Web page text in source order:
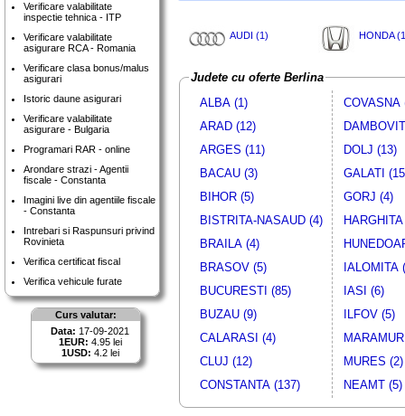
Verificare valabilitate
inspectie tehnica - ITP
Verificare valabilitate
asigurare RCA - Romania
Verificare clasa bonus/malus
asigurari
Istoric daune asigurari
Verificare valabilitate
asigurare - Bulgaria
Programari RAR - online
Arondare strazi - Agentii
fiscale - Constanta
Imagini live din agentiile fiscale
- Constanta
Intrebari si Raspunsuri privind
Rovinieta
Verifica certificat fiscal
Verifica vehicule furate
Curs valutar:
Data: 17-09-2021
1EUR: 4.95 lei
1USD: 4.2 lei
AUDI (1) HONDA
Judete cu oferte Berlina
ALBA (1)
ARAD (12)
ARGES (11)
BACAU (3)
BIHOR (5)
BISTRITA-NASAUD (4)
BRAILA (4)
BRASOV (5)
BUCURESTI (85)
BUZAU (9)
CALARASI (4)
CLUJ (12)
CONSTANTA (137)
COVASNA
DOLJ (13)
GALATI
GORJ (4)
IALOMITA
IASI (6)
ILFOV (5)
MURES (2)
NEAMT (5)